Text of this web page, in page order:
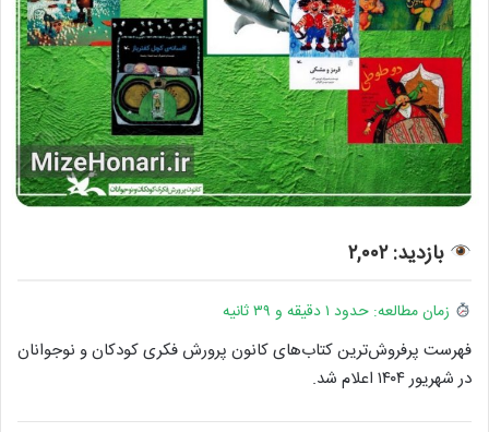
بازدید: ۲,۰۰۲
زمان مطالعه: حدود ۱ دقیقه و ۳۹ ثانیه
فهرست پرفروش‌ترین کتاب‌های کانون پرورش فکری کودکان و نوجوانان
در شهریور ۱۴۰۴ اعلام شد.